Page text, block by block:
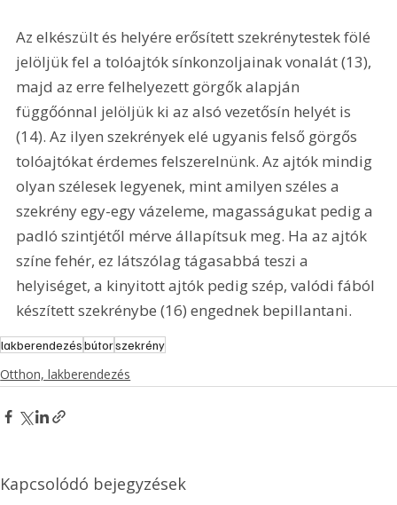
Az elkészült és helyére erősített szekrénytestek fölé
jelöljük fel a tolóajtók sínkonzoljainak vonalát (13),
majd az erre felhelyezett görgők alapján
függőónnal jelöljük ki az alsó vezetősín helyét is
(14). Az ilyen szekrények elé ugyanis felső görgős
tolóajtókat érdemes felszerelnünk. Az ajtók mindig
olyan szélesek legyenek, mint amilyen széles a
szekrény egy-egy vázeleme, magasságukat pedig a
padló szintjétől mérve állapítsuk meg. Ha az ajtók
színe fehér, ez látszólag tágasabbá teszi a
helyiséget, a kinyitott ajtók pedig szép, valódi fából
készített szekrénybe (16) engednek bepillantani.
lakberendezésbútorszekrény
Otthon, lakberendezés
Kapcsolódó bejegyzések